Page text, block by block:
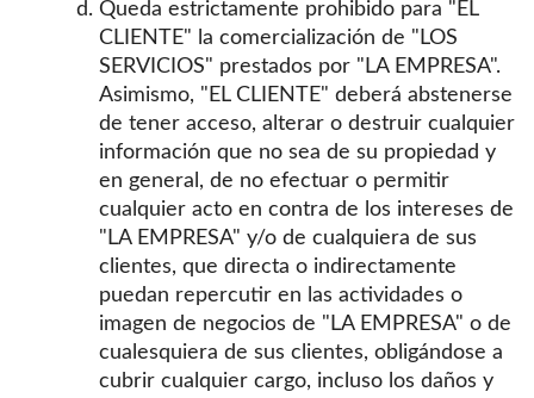
Queda estrictamente prohibido para "EL
CLIENTE" la comercialización de "LOS
SERVICIOS" prestados por "LA EMPRESA".
Asimismo, "EL CLIENTE" deberá abstenerse
de tener acceso, alterar o destruir cualquier
información que no sea de su propiedad y
en general, de no efectuar o permitir
cualquier acto en contra de los intereses de
"LA EMPRESA" y/o de cualquiera de sus
clientes, que directa o indirectamente
puedan repercutir en las actividades o
imagen de negocios de "LA EMPRESA" o de
cualesquiera de sus clientes, obligándose a
cubrir cualquier cargo, incluso los daños y